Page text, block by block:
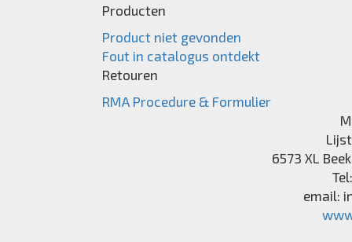
Producten
Product niet gevonden
Fout in catalogus ontdekt
Retouren
RMA Procedure & Formulier
6573 XL
email: